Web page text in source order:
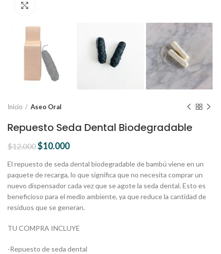
Inicio Aseo Oral
Repuesto Seda Dental Biodegradable
$12.000$10.000
El repuesto de seda dental biodegradable de bambú viene en un
paquete de recarga, lo que significa que no necesita comprar un
nuevo dispensador cada vez que se agote la seda dental. Esto es
beneficioso para el medio ambiente, ya que reduce la cantidad de
residuos que se generan.
TU COMPRA INCLUYE
-Repuesto de seda dental